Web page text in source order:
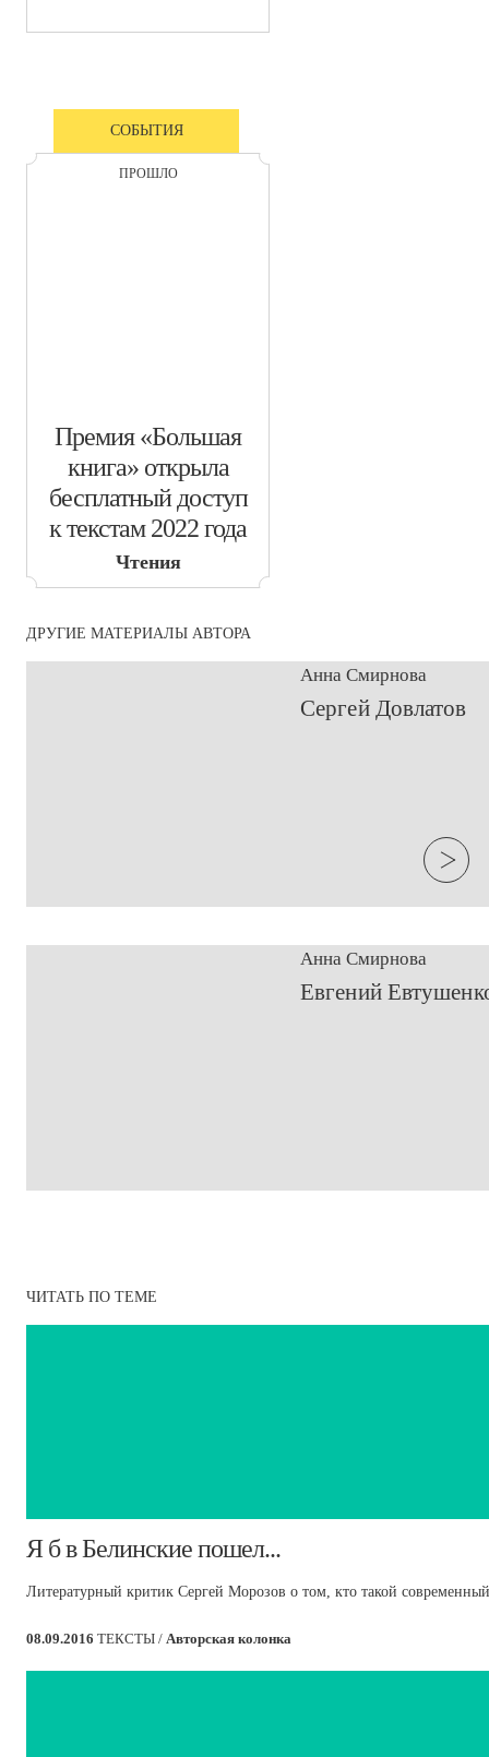
СОБЫТИЯ
ПРОШЛО
​Премия «Большая
книга» открыла
бесплатный доступ
к текстам 2022 года
Чтения
ДРУГИЕ МАТЕРИАЛЫ АВТОРА
Анна Смирнова
​Сергей Довлатов
Анна Смирнова
Евгений
ЧИТАТЬ ПО ТЕМЕ
​Я б в Белинские пошел...
Литературный критик Сергей Морозов о том, кто такой
08.09.2016 ТЕКСТЫ / Авторская колонка